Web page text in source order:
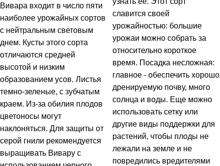
Вивара входит в число пяти
наиболее урожайных сортов
с нейтральным световым
днем. Кусты этого сорта
отличаются средней
высотой и низким
образованием усов. Листья
темно-зеленые, с зубчатым
краем. Из-за обилия плодов
цветоносы могут
наклоняться. Для защиты от
серой гнили рекомендуется
выращивать Вивару с
славится своей
урожайностью: большие
урожаи можно собрать за
относительно короткое
время. Посадка несложная:
главное - обеспечить хорошо
дренируемую почву, много
солнца и воды. Еще можно
использовать сетку или
другие виды поддержки для
растений, чтобы плоды не
лежали на земле и не
повредились вредителями